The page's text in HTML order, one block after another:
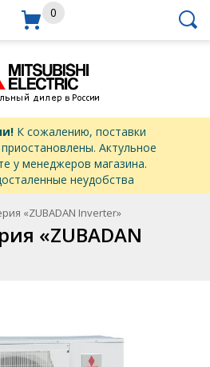
0
К сожалению, поставки
Актульное
у менеджеров магазина.
неудобства
«ZUBADAN Inverter»
«ZUBADAN